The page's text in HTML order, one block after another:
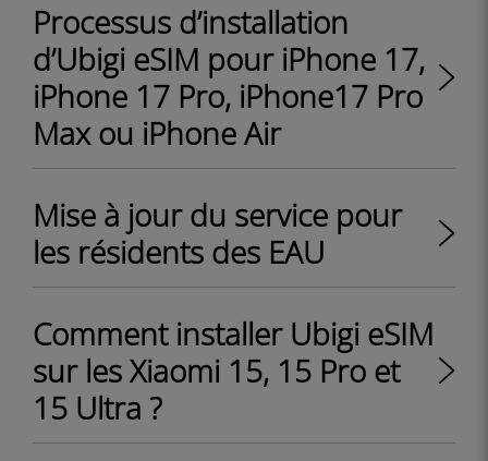
Processus d’installation
d’Ubigi eSIM pour iPhone 17,
iPhone 17 Pro, iPhone17 Pro
Max ou iPhone Air
Mise à jour du service pour
les résidents des EAU
Comment installer Ubigi eSIM
sur les Xiaomi 15, 15 Pro et
15 Ultra ?